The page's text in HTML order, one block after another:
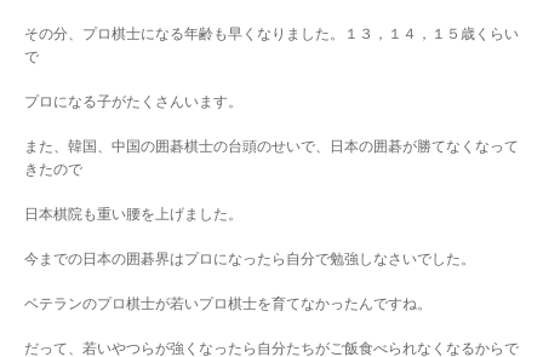
その分、プロ棋士になる年齢も早くなりました。１３，１４，１５歳くらい
で
プロになる子がたくさんいます。
また、韓国、中国の囲碁棋士の台頭のせいで、日本の囲碁が勝てなくなって
きたので
日本棋院も重い腰を上げました。
今までの日本の囲碁界はプロになったら自分で勉強しなさいでした。
ベテランのプロ棋士が若いプロ棋士を育てなかったんですね。
だって、若いやつらが強くなったら自分たちがご飯食べられなくなるからで